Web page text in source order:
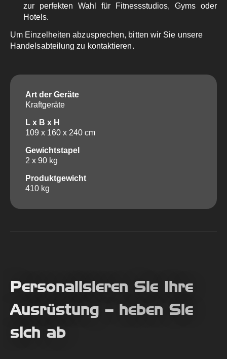
zur perfekten Wahl für Fitnessstudios, Gyms oder
Hotels.
Um Einzelheiten abzusprechen, bitten wir Sie unsere
Handelsabteilung zu kontaktieren.
Art der Geräte
Kraftgeräte
L x B x H
109 x 160 x 240 cm
Gewichtstapel
2 x 90 kg
Produktgewicht
410 kg
Personalisieren Sie Ihre
Ausrüstung – heben Sie
sich ab